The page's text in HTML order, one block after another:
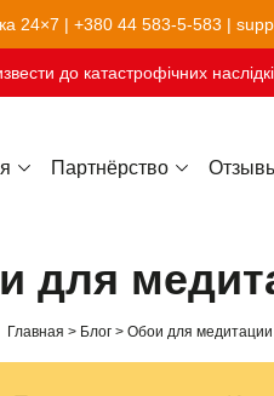
24×7 | +380 44 583-5-583 |
до катастрофічних
Партнёрство
для
Главная Блог Обои для медитации